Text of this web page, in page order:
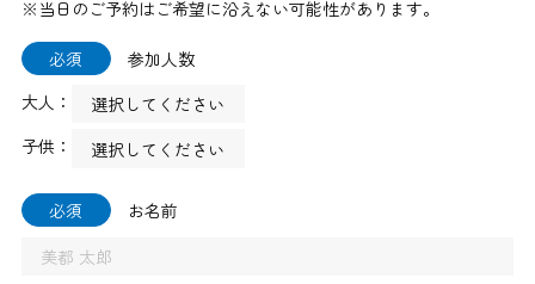
※当日のご予約はご希望に沿えない可能性があります。
必須
参加人数
大人：
子供：
必須 お名前